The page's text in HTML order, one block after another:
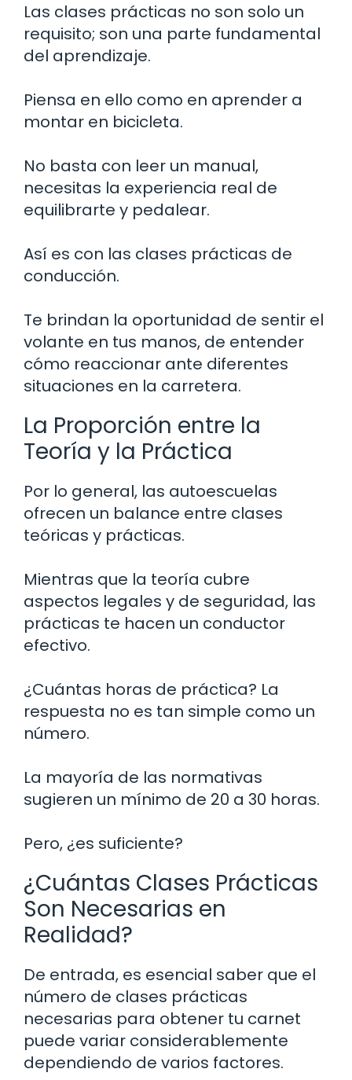
Las clases prácticas no son solo un
requisito; son una parte fundamental
del aprendizaje.
Piensa en ello como en aprender a
montar en bicicleta.
No basta con leer un manual,
necesitas la experiencia real de
equilibrarte y pedalear.
Así es con las clases prácticas de
conducción.
Te brindan la oportunidad de sentir el
volante en tus manos, de entender
cómo reaccionar ante diferentes
situaciones en la carretera.
La Proporción entre la
Teoría y la Práctica
Por lo general, las autoescuelas
ofrecen un balance entre clases
teóricas y prácticas.
Mientras que la teoría cubre
aspectos legales y de seguridad, las
prácticas te hacen un conductor
efectivo.
¿Cuántas horas de práctica? La
respuesta no es tan simple como un
número.
La mayoría de las normativas
sugieren un mínimo de 20 a 30 horas.
Pero, ¿es suficiente?
¿Cuántas Clases Prácticas
Son Necesarias en
Realidad?
De entrada, es esencial saber que el
número de clases prácticas
necesarias para obtener tu carnet
puede variar considerablemente
dependiendo de varios factores.